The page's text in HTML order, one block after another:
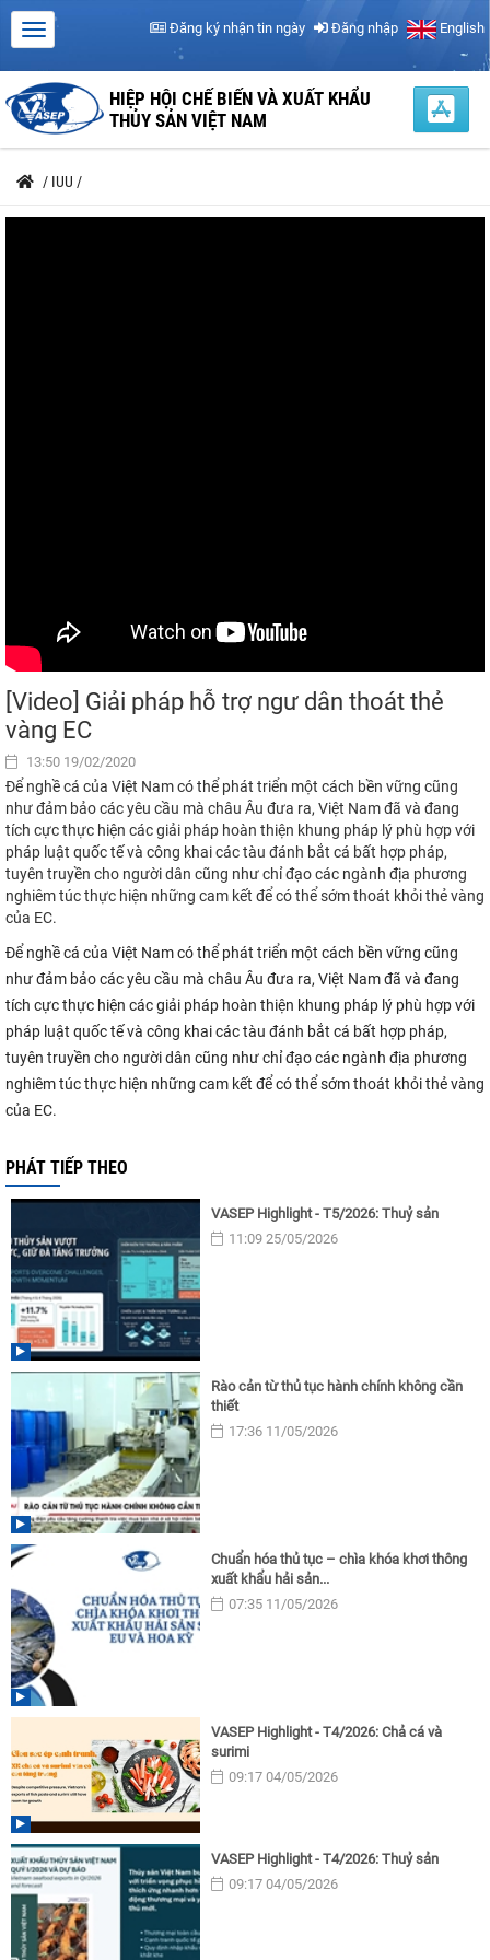
Đăng ký nhận tin ngày Đăng nhập English
HIỆP HỘI CHẾ BIẾN VÀ XUẤT KHẨU
THỦY SẢN VIỆT NAM
/ IUU /
[Video] Giải pháp hỗ trợ ngư dân thoát thẻ
vàng EC
13:50 19/02/2020
Để nghề cá của Việt Nam có thể phát triển một cách bền vững cũng
như đảm bảo các yêu cầu mà châu Âu đưa ra, Việt Nam đã và đang
tích cực thực hiện các giải pháp hoàn thiện khung pháp lý phù hợp với
pháp luật quốc tế và công khai các tàu đánh bắt cá bất hợp pháp,
tuyên truyền cho người dân cũng như chỉ đạo các ngành địa phương
nghiêm túc thực hiện những cam kết để có thể sớm thoát khỏi thẻ vàng
của EC.
Để nghề cá của Việt Nam có thể phát triển một cách bền vững cũng
như đảm bảo các yêu cầu mà châu Âu đưa ra, Việt Nam đã và đang
tích cực thực hiện các giải pháp hoàn thiện khung pháp lý phù hợp với
pháp luật quốc tế và công khai các tàu đánh bắt cá bất hợp pháp,
tuyên truyền cho người dân cũng như chỉ đạo các ngành địa phương
nghiêm túc thực hiện những cam kết để có thể sớm thoát khỏi thẻ vàng
của EC.
PHÁT TIẾP THEO
VASEP Highlight - T5/2026: Thuỷ sản
11:09 25/05/2026
Rào cản từ thủ tục hành chính không cần
thiết
17:36 11/05/2026
Chuẩn hóa thủ tục – chìa khóa khơi thông
xuất khẩu hải sản...
07:35 11/05/2026
VASEP Highlight - T4/2026: Chả cá và
surimi
09:17 04/05/2026
VASEP Highlight - T4/2026: Thuỷ sản
09:17 04/05/2026